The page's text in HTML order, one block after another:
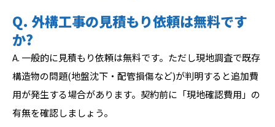
Q. 外構工事の見積もり依頼は無料です
か?
A. 一般的に見積もり依頼は無料です。ただし現地調査で既存
構造物の問題(地盤沈下・配管損傷など)が判明すると追加費
用が発生する場合があります。契約前に「現地確認費用」の
有無を確認しましょう。